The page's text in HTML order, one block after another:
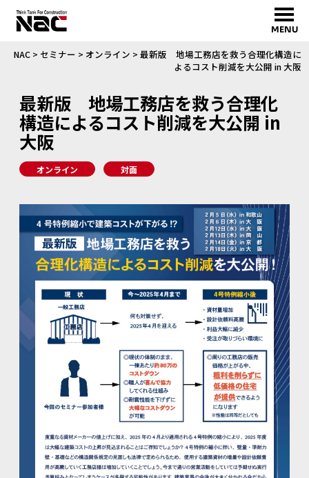
MENU
NAC> セミナー > オンライン > 最新版 地場工務店を救う合理化構造に
よるコスト削減を大公開 in 大阪
最新版 地場工務店を救う合理化
構造によるコスト削減を大公開 in
大阪
オンライン 対面